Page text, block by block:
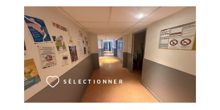
SÉLECTIONNER
VOIR LE BIEN